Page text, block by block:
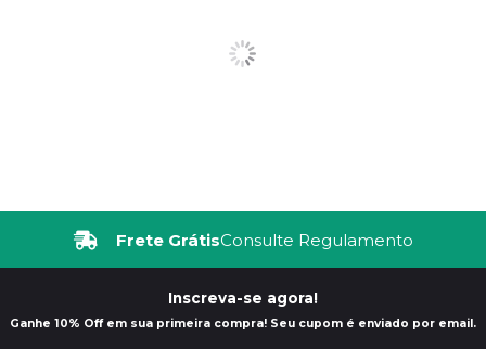
Frete GrátisConsulte Regulamento
Inscreva-se agora!
Ganhe 10% Off em sua primeira compra! Seu cupom é enviado por email.